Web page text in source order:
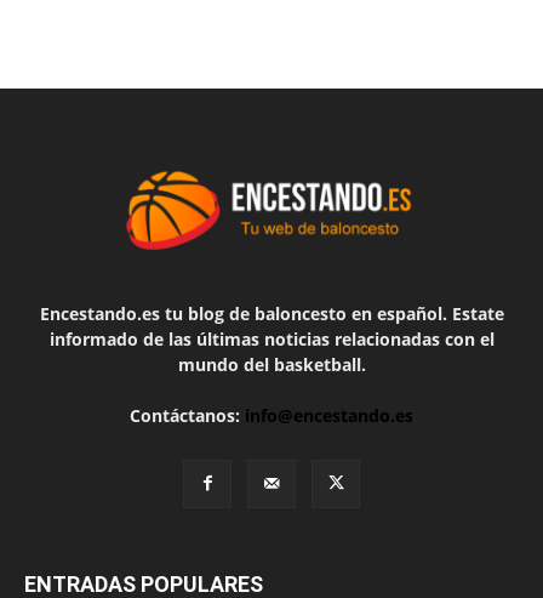
Encestando.es tu blog de baloncesto en español. Estate
informado de las últimas noticias relacionadas con el
mundo del basketball.
Contáctanos: info@encestando.es
ENTRADAS POPULARES